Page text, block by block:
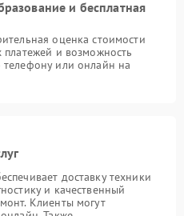
и бесплатная
оценка стоимости
платежей и возможность
телефону или онлайн на
доставку техники
и качественный
Клиенты могут